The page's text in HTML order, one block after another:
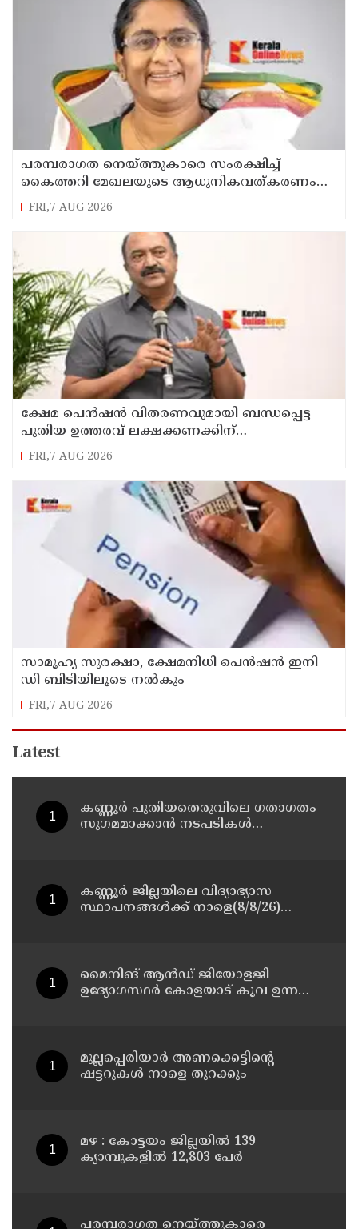
പരമ്പരാഗത നെയ്ത്തുകാരെ സംരക്ഷിച്ച്
കൈത്തറി മേഖലയുടെ ആധുനികവത്കരണം
സാധ്യമാക്കും: ഡെപ്യൂട്ടി സ്പീക്കർ ഷാനിമോൾ
ഉസ്മാൻ
FRI,7 AUG 2026
ക്ഷേമ പെൻഷൻ വിതരണവുമായി ബന്ധപ്പെട്ട
പുതിയ ഉത്തരവ് ലക്ഷക്കണക്കിന്
സാധാരണക്കാരെ പ്രതികൂലമായി ബാധിക്കും ;
കെ.എൻ. ബാലഗോപാൽ
FRI,7 AUG 2026
സാമൂഹ്യ സുരക്ഷാ, ക്ഷേമനിധി പെൻഷൻ ഇനി
ഡി ബിടിയിലൂടെ നൽകും
FRI,7 AUG 2026
Latest
കണ്ണൂർ പുതിയതെരുവിലെ ഗതാഗതം
സുഗമമാക്കാന്‍ നടപടികള്‍
കണ്ണൂർ ജില്ലയിലെ വിദ്യാഭ്യാസ
സ്ഥാപനങ്ങള്‍ക്ക് നാളെ(8/8/26)
മൈനിങ് ആൻഡ്​ ജിയോളജി
ഉദ്യോഗസ്ഥർ കോളയാട് കൂവ ഉന്നതി
മുല്ലപ്പെരിയാർ അണക്കെട്ടിന്റെ
ഷട്ടറുകൾ നാളെ തുറക്കും
മഴ : കോട്ടയം ജില്ലയിൽ 139
ക്യാമ്പുകളിൽ 12,803 പേര്‍
പരമ്പരാഗത നെയ്ത്തുകാരെ